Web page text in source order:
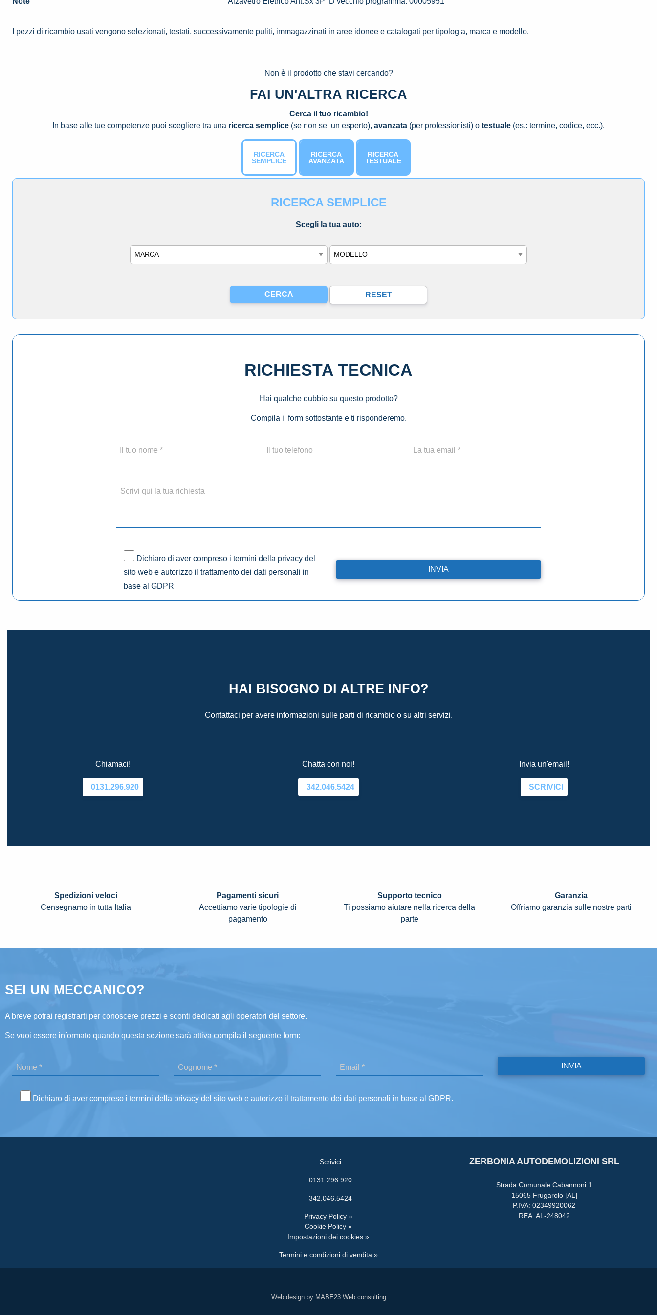
I pezzi di ricambio usati vengono selezionati, testati, successivamente puliti, immagazzinati in aree idonee e catalogati per tipologia, marca e modello.
Non è il prodotto che stavi cercando?
FAI UN'ALTRA RICERCA
Cerca il tuo ricambio!
In base alle tue competenze puoi scegliere tra una ricerca semplice (se non sei un esperto), avanzata (per professionisti) o testuale (es.: termine, codice, ecc.).
RICERCA
SEMPLICE
RICERCA
AVANZATA
RICERCA
TESTUALE
RICERCA SEMPLICE
Scegli la tua auto:
Marca Modello
RICHIESTA TECNICA
Hai qualche dubbio su questo prodotto?
Compila il form sottostante e ti risponderemo.
Dichiaro di aver compreso i termini della privacy del
sito web e autorizzo il trattamento dei dati personali in
base al GDPR.
HAI BISOGNO DI ALTRE INFO?
Contattaci per avere informazioni sulle parti di ricambio o su altri servizi.
Chiamaci!
0131.296.920
Chatta con noi!
342.046.5424
Invia un'email!
SCRIVICI
Spedizioni veloci
Censegnamo in tutta Italia
Pagamenti sicuri
Accettiamo varie tipologie di
pagamento
Supporto tecnico
Ti possiamo aiutare nella ricerca della
parte
Garanzia
Offriamo garanzia sulle nostre parti
SEI UN MECCANICO?
A breve potrai registrarti per conoscere prezzi e sconti dedicati agli operatori del settore.
Se vuoi essere informato quando questa sezione sarà attiva compila il seguente form:
Dichiaro di aver compreso i termini della privacy del sito web e autorizzo il trattamento dei dati personali in base al GDPR.
Scrivici
0131.296.920
342.046.5424
Privacy Policy »
Cookie Policy »
Impostazioni dei cookies »
Termini e condizioni di vendita »
ZERBONIA AUTODEMOLIZIONI SRL
Strada Comunale Cabannoni 1
15065 Frugarolo [AL]
P.IVA: 02349920062
REA: AL-248042
Web design by MABE23 Web consulting